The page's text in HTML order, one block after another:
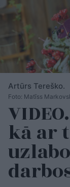
Artūrs Tereško.
Foto: Matīss
kā ar